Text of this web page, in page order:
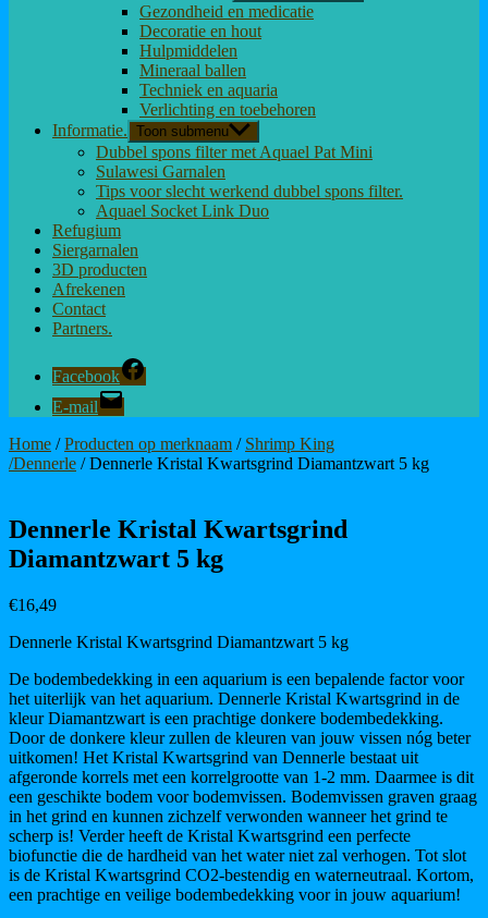
Gezondheid en medicatie
Decoratie en hout
Hulpmiddelen
Mineraal ballen
Techniek en aquaria
Verlichting en toebehoren
Informatie. Toon submenu
Dubbel spons filter met Aquael Pat Mini
Sulawesi Garnalen
Tips voor slecht werkend dubbel spons filter.
Aquael Socket Link Duo
Refugium
Siergarnalen
3D producten
Afrekenen
Contact
Partners.
Facebook
E-mail
Home /Producten op merknaam / Shrimp King
/Dennerle / Dennerle Kristal Kwartsgrind Diamantzwart 5 kg
Dennerle Kristal Kwartsgrind
Diamantzwart 5 kg
€16,49
Dennerle Kristal Kwartsgrind Diamantzwart 5 kg
De bodembedekking in een aquarium is een bepalende factor voor
het uiterlijk van het aquarium. Dennerle Kristal Kwartsgrind in de
kleur Diamantzwart is een prachtige donkere bodembedekking.
Door de donkere kleur zullen de kleuren van jouw vissen nóg beter
uitkomen! Het Kristal Kwartsgrind van Dennerle bestaat uit
afgeronde korrels met een korrelgrootte van 1-2 mm. Daarmee is dit
een geschikte bodem voor bodemvissen. Bodemvissen graven graag
in het grind en kunnen zichzelf verwonden wanneer het grind te
scherp is! Verder heeft de Kristal Kwartsgrind een perfecte
biofunctie die de hardheid van het water niet zal verhogen. Tot slot
is de Kristal Kwartsgrind CO2-bestendig en waterneutraal. Kortom,
een prachtige en veilige bodembedekking voor in jouw aquarium!